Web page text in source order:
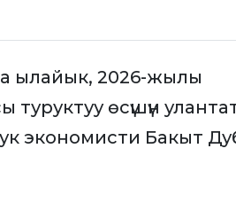
ылайык, 2026-жылы
өсүшүн
экономисти Бакыт